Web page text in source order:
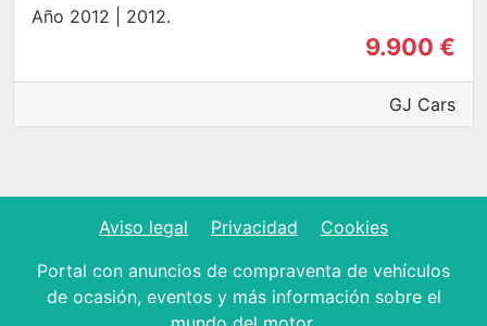
Año 2012 | 2012.
9.900 €
GJ Cars
Aviso legal Privacidad
Cookies
Portal con anuncios de compraventa de vehículos
de ocasión, eventos y más información sobre el